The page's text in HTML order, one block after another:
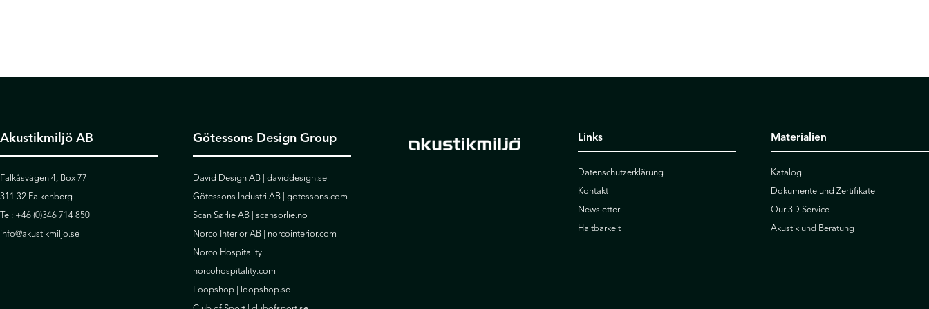
Akustikmiljö AB
Falkåsvägen 4, Box 77
311 32 Falkenberg
Tel: +46 (0)346 714 850
info@akustikmiljo.se
Götessons Design Group
David Design AB | daviddesign.se
Götessons Industri AB | gotessons.com
Scan Sørlie AB | scansorlie.no
Norco Interior AB | norcointerior.com
Norco Hospitality |
norcohospitality.com
Loopshop | loopshop.se
Links
Datenschutzerklärung
Kontakt
Newsletter
Haltbarkeit
Materialien
Katalog
Dokumente und Zertifikate
Our 3D Service
Akustik und Beratung